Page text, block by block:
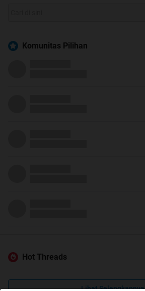
Komunitas Pilihan
Hot Threads
Lihat Selengkapnya